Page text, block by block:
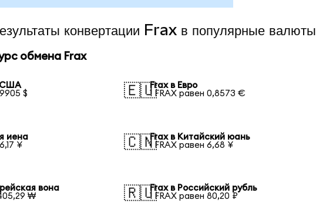
конвертации Frax в популярные валюты
обмена Frax
США
$
🇪🇺Frax в Евро
1 FRAX равен 0,8573 €
иена
¥
🇨🇳Frax в Китайский юань
1 FRAX равен 6,68 ¥
вона
₩
🇷🇺Frax в Российский рубль
1 FRAX равен 80,20 ₽